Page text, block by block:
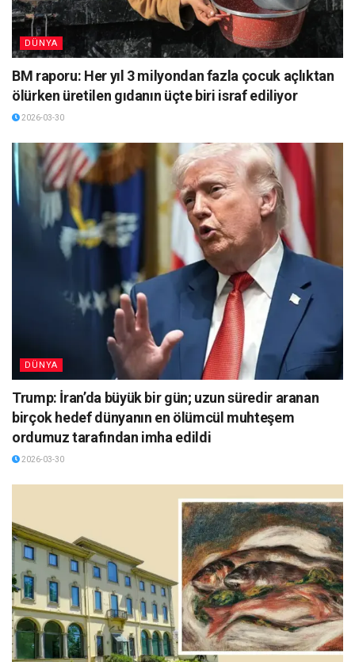
DÜNYA
BM raporu: Her yıl 3 milyondan fazla çocuk açlıktan
ölürken üretilen gıdanın üçte biri israf ediliyor
2026-03-30
DÜNYA
Trump: İran’da büyük bir gün; uzun süredir aranan
birçok hedef dünyanın en ölümcül muhteşem
ordumuz tarafından imha edildi
2026-03-30